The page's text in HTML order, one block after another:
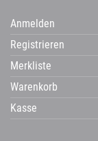
Anmelden
Registrieren
Merkliste
Warenkorb
Kasse